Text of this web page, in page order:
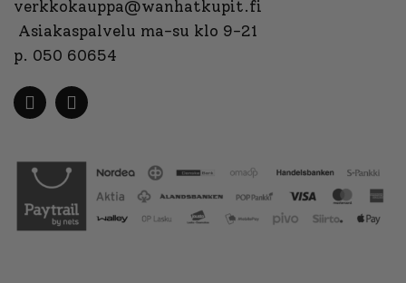
verkkokauppa@wanhatkupit.fi
Asiakaspalvelu ma-su klo 9-21
p. 050 60654